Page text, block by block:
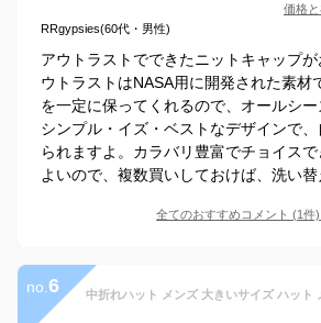
価格
RRgypsies(60代・男性)
アウトラストでできたニットキャップ
ウトラストはNASA用に開発された素材
を一定に保ってくれるので、オールシー
シンプル・イズ・ベストなデザインで
られますよ。カラバリ豊富でチョイス
よいので、複数買いしておけば、洗い替
全てのおすすめコメント (1件)
no. 6